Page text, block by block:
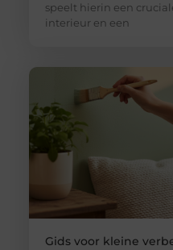
speelt hierin een
interieur en een
Gids voor kleine